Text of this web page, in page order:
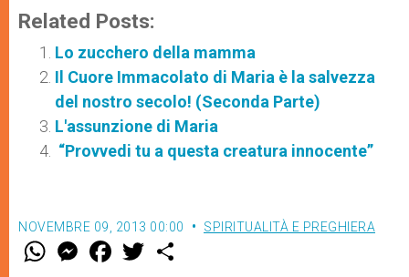
Related Posts:
Lo zucchero della mamma
Il Cuore Immacolato di Maria è la salvezza
del nostro secolo! (Seconda Parte)
L'assunzione di Maria
“Provvedi tu a questa creatura innocente”
NOVEMBRE 09, 2013 00:00 SPIRITUALITÀ E PREGHIERA
W M
e
F
a w